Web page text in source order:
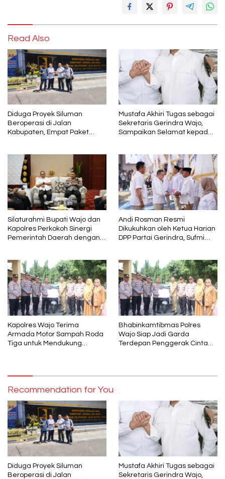
Read Also
Diduga Proyek Siluman
Beroperasi di Jalan
Kabupaten, Empat Paket
Mustafa Akhiri Tugas sebagai
Sekretaris Gerindra Wajo,
Sampaikan Selamat kepada
Silaturahmi Bupati Wajo dan
Kapolres Perkokoh Sinergi
Pemerintah Daerah dengan
Andi Rosman Resmi
Dikukuhkan oleh Ketua Harian
DPP Partai Gerindra, Sufmi
Kapolres Wajo Terima
Armada Motor Sampah Roda
Tiga untuk Mendukung
Bhabinkamtibmas Polres
Wajo Siap Jadi Garda
Terdepan Penggerak Cinta
Recommendation for You
Diduga Proyek Siluman
Beroperasi di Jalan
Mustafa Akhiri Tugas sebagai
Sekretaris Gerindra Wajo,